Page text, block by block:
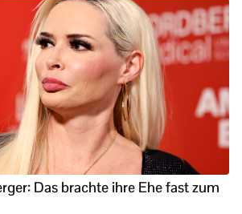
Das brachte ihre Ehe fast zum